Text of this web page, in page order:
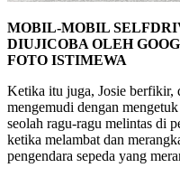
MOBIL-MOBIL
DIUJICOBA OLEH
FOTO ISTIMEWA
Ketika itu juga, Josie berfikir,
mengemudi dengan
seolah ragu-ragu melintas di
ketika melambat dan
pengendara sepeda yang